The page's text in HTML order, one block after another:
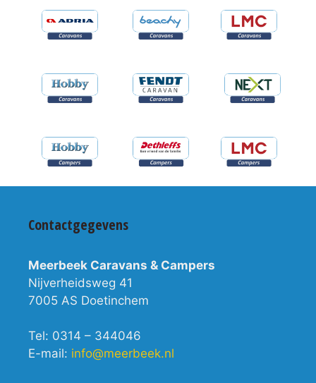
Contactgegevens
Meerbeek Caravans & Campers
Nijverheidsweg 41
7005 AS Doetinchem
Tel: 0314 – 344046
E-mail: info@meerbeek.nl